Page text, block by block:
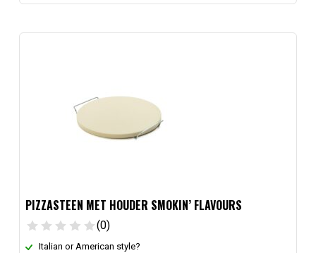
PIZZASTEEN MET HOUDER SMOKIN’ FLAVOURS
(0)
Italian or American style?